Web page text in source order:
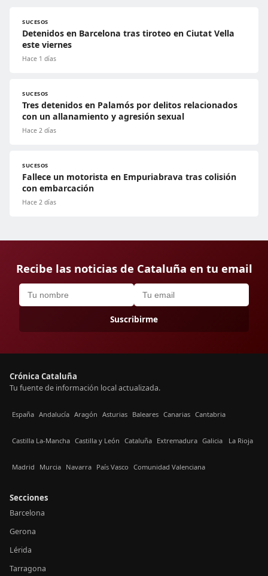
SUCESOS
Detenidos en Barcelona tras tiroteo en Ciutat Vella
este viernes
Hace 1 días
SUCESOS
Tres detenidos en Palamós por delitos relacionados
con un allanamiento y agresión sexual
Hace 2 días
SUCESOS
Fallece un motorista en Empuriabrava tras colisión
con embarcación
Hace 2 días
Recibe las noticias de Cataluña en tu email
Suscribirme
Crónica Cataluña
Tu fuente de información local actualizada.
España Andalucía Aragón Asturias Baleares Canarias Cantabria
Castilla La-Mancha Castilla y León Cataluña Extremadura Galicia La Rioja
Madrid Murcia Navarra País Vasco Comunidad Valenciana
Secciones
Barcelona
Gerona
Lérida
Tarragona